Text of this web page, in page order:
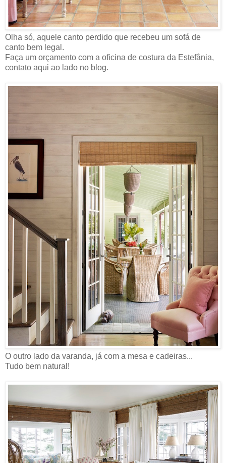
Olha só, aquele canto perdido que recebeu um sofá de
canto bem legal.
Faça um orçamento com a oficina de costura da Estefânia,
contato aqui ao lado no blog.
O outro lado da varanda, já com a mesa e cadeiras...
Tudo bem natural!